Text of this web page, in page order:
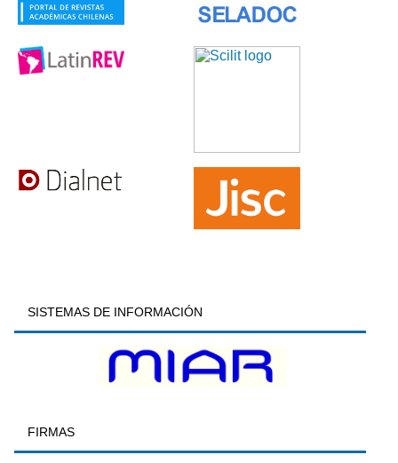
SISTEMAS DE INFORMACIÓN
FIRMAS